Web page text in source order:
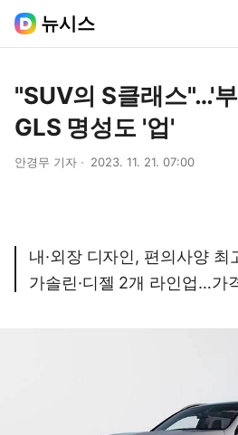
뉴시스
"SUV의 S클래스"…'
GLS 명성도 '업'
안경무 기자 2023. 11. 21. 07:00
내·외장 디자인, 편의사양 최
가솔린·디젤 2개 라인업…가